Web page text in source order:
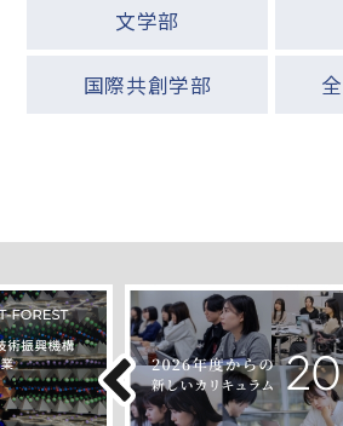
文学部
国際共創学部